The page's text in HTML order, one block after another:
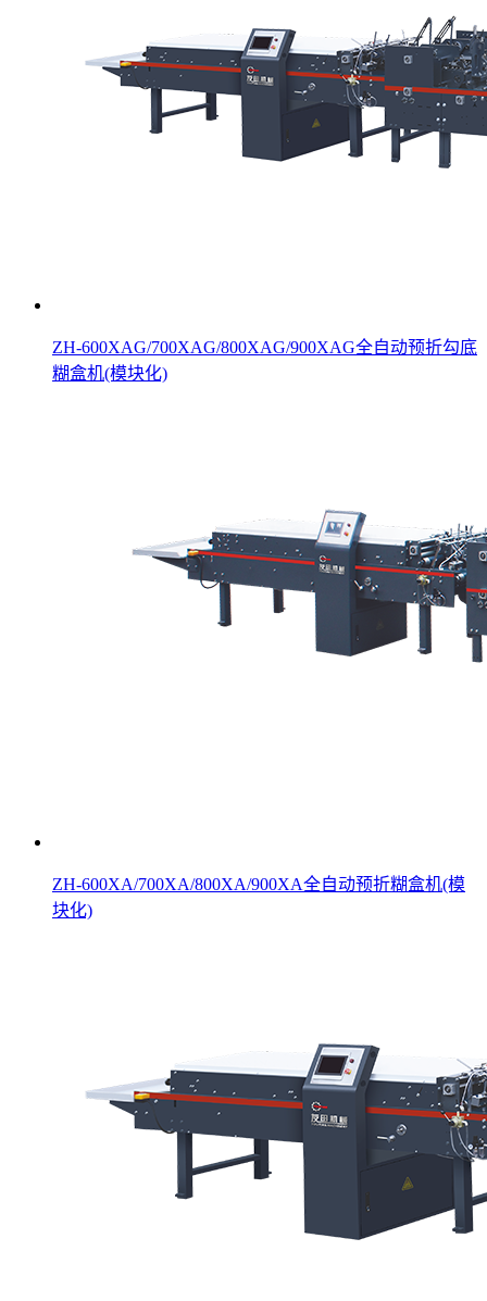
ZH-600XAG/700XAG/800XAG/900XAG全自动预折勾底
糊盒机(模块化)
ZH-600XA/700XA/800XA/900XA全自动预折糊盒机(模
块化)